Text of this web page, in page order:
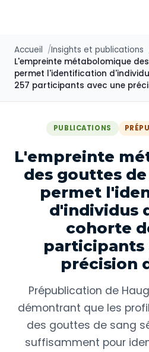
Accueil Insights et publications
L'empreinte métabolomique
permet l'identification
257 participants avec une
PUBLICATIONS
L'empreinte
des gouttes
permet
d'individus
cohorte
participants
précision
Prépublication de
démontrant que les
des gouttes de sang
suffisamment pour